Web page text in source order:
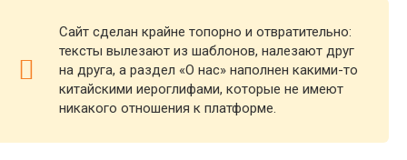
Сайт сделан крайне топорно и отвратительно:
тексты вылезают из шаблонов, налезают друг
на друга, а раздел «О нас» наполнен какими-то
китайскими иероглифами, которые не имеют
никакого отношения к платформе.